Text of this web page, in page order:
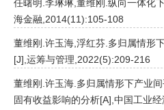
任曙明.李琳琳,董维刚.纵向一体化
海金融,2014(11):105-108
董维刚.许玉海,浮红芬.多归属情形
[J],运筹与管理,2022(5):209-216
董维刚.许玉海.多归属情形下产业
固有收益影响的分析[A],中国工业